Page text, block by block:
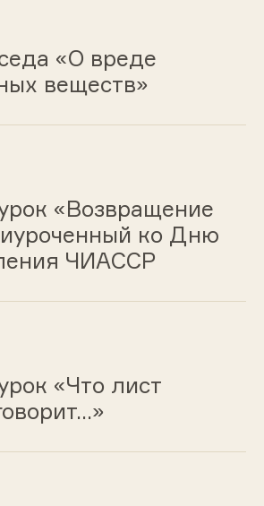
«О вреде
веществ»
«Возвращение
ко Дню
ЧИАССР
«Что лист